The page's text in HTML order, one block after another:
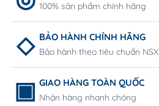
100% sản phẩm chính hãng
BẢO HÀNH CHÍNH HÃNG
Bảo hành theo tiêu chuẩn NSX
GIAO HÀNG TOÀN QUỐC
Nhận hàng nhanh chóng